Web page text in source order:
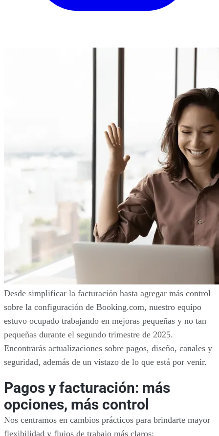
Desde simplificar la facturación hasta agregar más control
sobre la configuración de Booking.com, nuestro equipo
estuvo ocupado trabajando en mejoras pequeñas y no tan
pequeñas durante el segundo trimestre de 2025.
Encontrarás actualizaciones sobre pagos, diseño, canales y
seguridad, además de un vistazo de lo que está por venir.
Pagos y facturación: más
opciones, más control
Nos centramos en cambios prácticos para brindarte mayor
flexibilidad y flujos de trabajo más claros: